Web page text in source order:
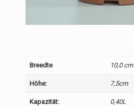
Breedte 10,0 cm
Höhe: 7,5cm
Kapazität: 0,40L